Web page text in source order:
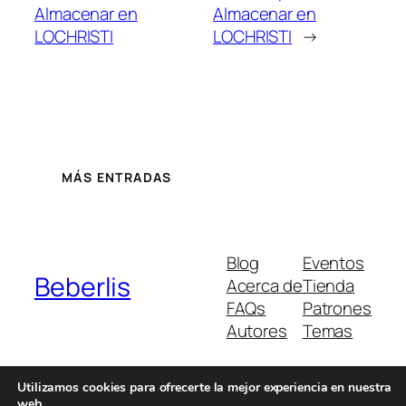
Almacenar en
LOCHRISTI
Almacenar en
LOCHRISTI →
MÁS ENTRADAS
Beberlis
Blog
Acerca de
FAQs
Autores
Eventos
Tienda
Patrones
Temas
Utilizamos cookies para ofrecerte la mejor experiencia en nuestra